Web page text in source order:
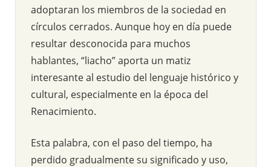
adoptaran los miembros de la sociedad en
círculos cerrados. Aunque hoy en día puede
resultar desconocida para muchos
hablantes, “liacho” aporta un matiz
interesante al estudio del lenguaje histórico y
cultural, especialmente en la época del
Renacimiento.
Esta palabra, con el paso del tiempo, ha
perdido gradualmente su significado y uso,